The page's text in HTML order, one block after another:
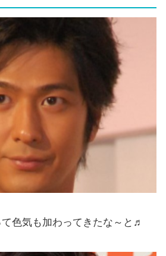
色気も加わってきたな～と♬